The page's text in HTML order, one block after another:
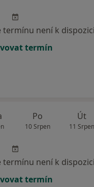
termínu není k dispozici
termín
Po
10 Srpen
Út
11 Srpen
termínu není k dispozici
termín